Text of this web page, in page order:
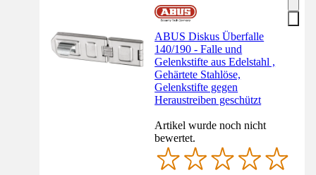
ABUS Diskus Überfalle
140/190 - Falle und
Gelenkstifte aus Edelstahl ,
Gehärtete Stahlöse,
Gelenkstifte gegen
Heraustreiben geschützt
Artikel wurde noch nicht
bewertet.